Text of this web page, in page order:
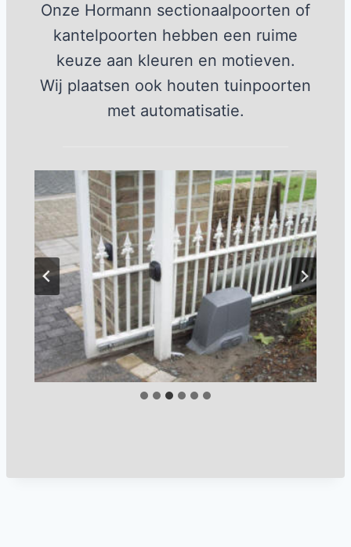
Onze Hormann sectionaalpoorten of
kantelpoorten hebben een ruime
keuze aan kleuren en motieven.
Wij plaatsen ook houten tuinpoorten
met automatisatie.